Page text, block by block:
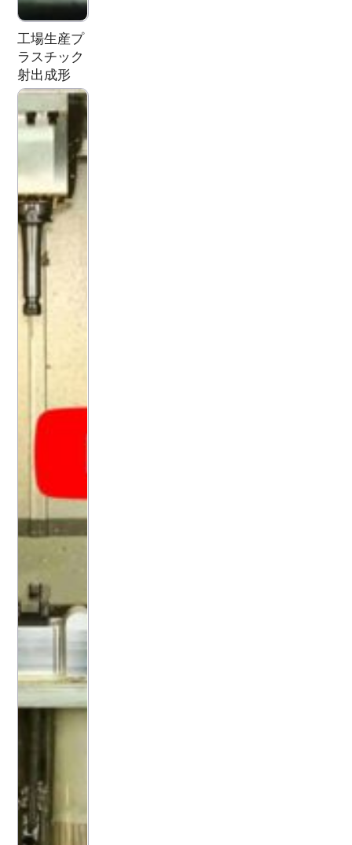
工場生産プ
ラスチック
射出成形